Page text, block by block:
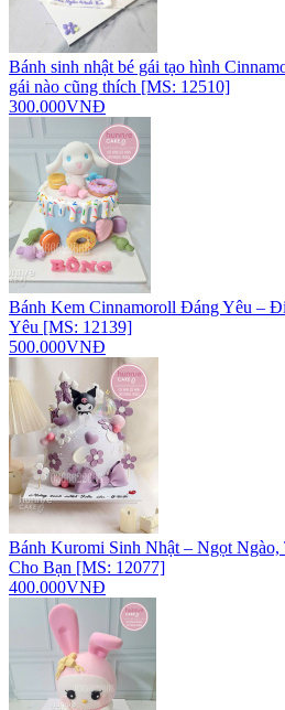
Bánh sinh nhật bé gái tạo hình
gái nào cũng thích [MS: 12510]
300.000VNĐ
Bánh Kem Cinnamoroll Đáng Yêu –
Yêu [MS: 12139]
500.000VNĐ
Bánh Kuromi Sinh Nhật – Ngọt
Cho Bạn [MS: 12077]
400.000VNĐ